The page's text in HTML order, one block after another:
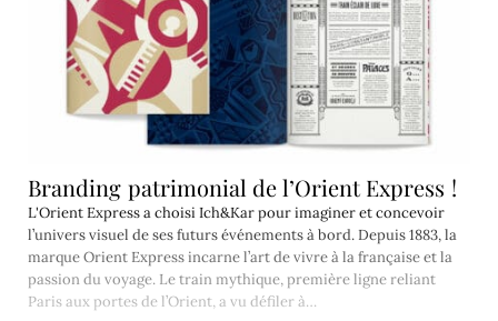
Branding patrimonial de l’Orient Express !
L'Orient Express a choisi Ich&Kar pour imaginer et concevoir
l’univers visuel de ses futurs événements à bord. Depuis 1883, la
marque Orient Express incarne l’art de vivre à la française et la
passion du voyage. Le train mythique, première ligne reliant
Paris aux portes de l’Orient, a vu défiler à…